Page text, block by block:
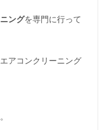
ングを専門に行って
アコンクリーニング